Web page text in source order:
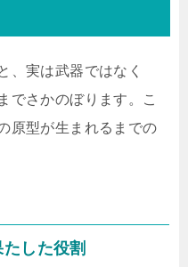
、実は武器ではなく
でさかのぼります。こ
原型が生まれるまでの
した役割